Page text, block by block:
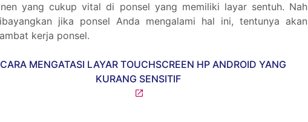
yang cukup vital di ponsel yang memiliki layar sentuh. Nah
jika ponsel Anda mengalami hal ini, tentunya akan
kerja ponsel.